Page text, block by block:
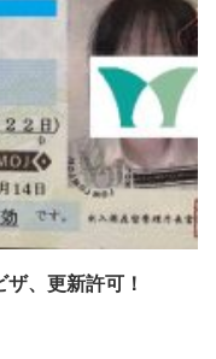
、更新許可！